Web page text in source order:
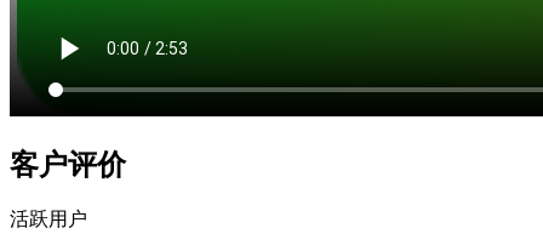
客户评价
活跃用户